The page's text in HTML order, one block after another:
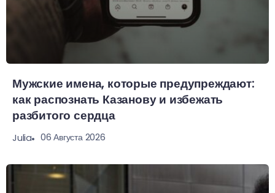
Мужские имена, которые предупреждают:
как распознать Казанову и избежать
разбитого сердца
Julia 06 Августа 2026